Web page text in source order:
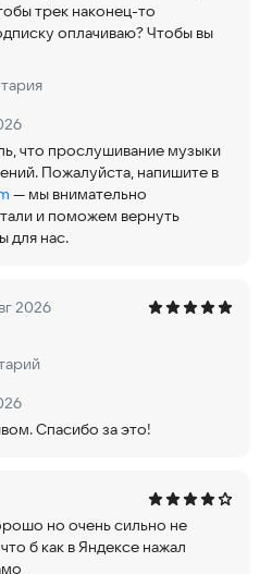
трек наконец-то
оплачиваю? Чтобы вы
что прослушивание музыки
Пожалуйста, напишите в
— мы внимательно
и поможем вернуть
для нас.
2026
Спасибо за это!
но очень сильно не
б как в Яндексе нажал